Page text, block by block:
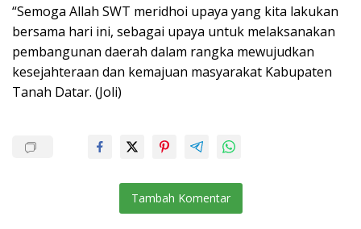
“Semoga Allah SWT meridhoi upaya yang kita lakukan
bersama hari ini, sebagai upaya untuk melaksanakan
pembangunan daerah dalam rangka mewujudkan
kesejahteraan dan kemajuan masyarakat Kabupaten
Tanah Datar. (Joli)
Tambah Komentar